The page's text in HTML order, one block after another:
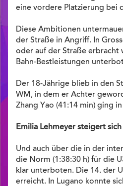
eine vordere Platzierung bei
Diese Ambitionen
der Straße in Angriff. In
oder auf der Straße erbracht
Bahn-Bestleistungen
Der 18-Jährige blieb in den
WM, in dem er Achter
Zhang Yao (41:14 min) ging
Emilia Lehmeyer steigert
Und auch über die in der
die Norm (1:38:30 h) für die
klar unterboten. Die 14. der
erreicht. In Lugano konnte